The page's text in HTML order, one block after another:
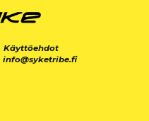
Käyttöehdot
info@syketribe.fi